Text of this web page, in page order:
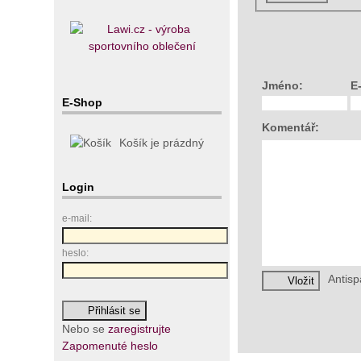
E-Shop
Košík je prázdný
Login
e-mail:
heslo:
Nebo sezaregistrujte
Zapomenuté heslo
Jméno:
Komentář: